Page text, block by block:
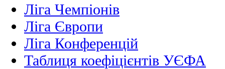
Ліга Чемпіонів
Ліга Європи
Ліга Конференцій
Таблиця коефіцієнтів УЄФА